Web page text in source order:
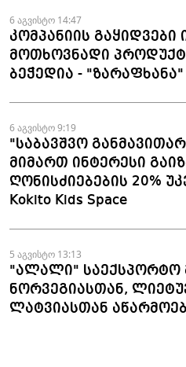
6 აგვისტო 14:47
კომპანიის გაყიდვები
მოთხოვნადი
ბეჭედია - "ზარაფხანა"
6 აგვისტო 9:19
"საბავშვო
მიმართ ინტერესი
ღონისძიებების 20%
Kokito Kids Space
5 აგვისტო 13:13
"ალალი" საექსპორტო
ნორვეგიასთან,
ლატვიასთან